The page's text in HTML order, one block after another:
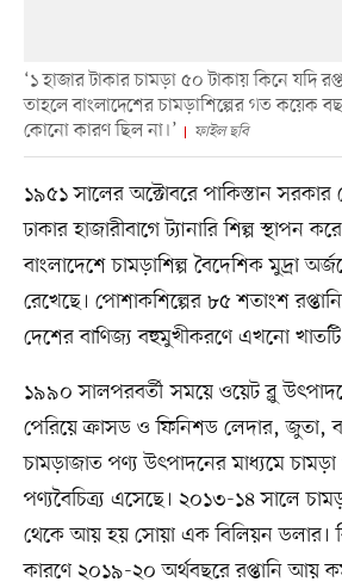
‘১ হাজার টাকার চামড়া ৫০ টাকায় কিনে যদি
তাহলে বাংলাদেশের চামড়াশিল্পের গত কয়েক
কোনো কারণ ছিল না।’
ফাইল ছবি
১৯৫১ সালের অক্টোবরে পাকিস্তান সরকার
ঢাকার হাজারীবাগে ট্যানারি শিল্প স্থাপন
বাংলাদেশে চামড়াশিল্প বৈদেশিক মুদ্রা
রেখেছে। পোশাকশিল্পের ৮৫ শতাংশ
দেশের বাণিজ্য বহুমুখীকরণে এখনো খাতটি
১৯৯০ সালপরবর্তী সময়ে ওয়েট ব্লু
পেরিয়ে ক্রাসড ও ফিনিশড লেদার, জুতা,
চামড়াজাত পণ্য উৎপাদনের মাধ্যমে চামড়া
পণ্যবৈচিত্র্য এসেছে। ২০১৩-১৪ সালে
থেকে আয় হয় সোয়া এক বিলিয়ন ডলার।
কারণে ২০১৯-২০ অর্থবছরে রপ্তানি আয়